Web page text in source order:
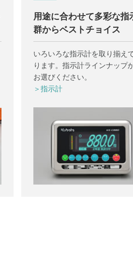
用途に合わせて多彩な指
群からベストチョイス
いろいろな指示計を取り揃え
ります。指示計ラインナップ
お選びください。
＞指示計